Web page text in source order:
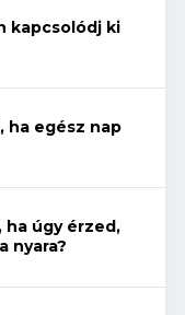
kapcsolódj ki
ha egész nap
ha úgy érzed,
nyara?